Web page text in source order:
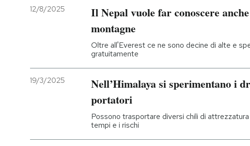
AREA PERSONALE
12/8/2025
Il Nepal vuole far conoscere
montagne
Oltre all'Everest ce ne sono decine di alte e
gratuitamente
19/3/2025
Nell’Himalaya si sperimentano i
portatori
Possono trasportare diversi chili di
tempi e i rischi